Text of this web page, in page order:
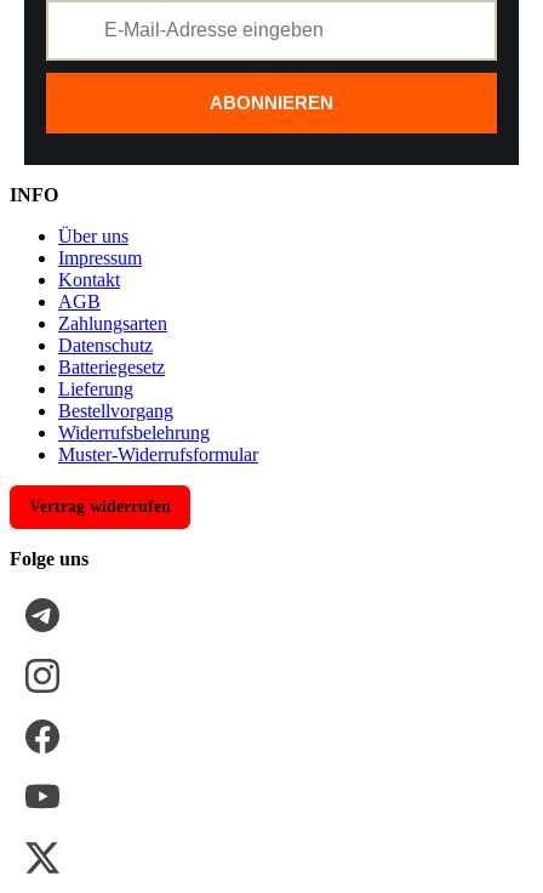
ABONNIEREN
INFO
Über uns
Impressum
Kontakt
AGB
Zahlungsarten
Datenschutz
Batteriegesetz
Lieferung
Bestellvorgang
Widerrufsbelehrung
Muster-Widerrufsformular
Vertrag widerrufen
Folge uns